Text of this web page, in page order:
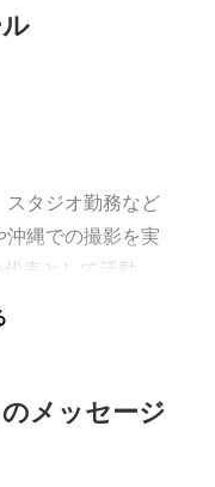
タジオ勤務など
縄での撮影を実
表として活動。
ング、成人式前
、イベント撮影
持ちに寄り添
メッセージ